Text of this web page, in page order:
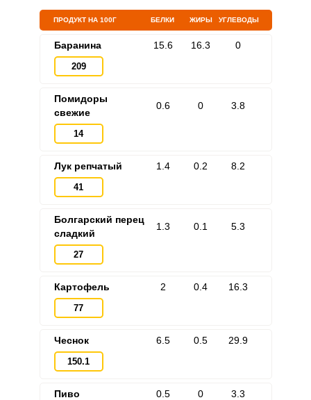
ПРОДУКТ НА 100Г БЕЛКИ ЖИРЫ УГЛЕВОДЫ
Баранина
209
15.6 16.3 0
Помидоры
свежие
14
0.6 0 3.8
Лук репчатый
41
1.4 0.2 8.2
Болгарский перец
сладкий
27
1.3 0.1 5.3
Картофель
77
2 0.4 16.3
Чеснок
150.1
6.5 0.5 29.9
Пиво 0.5 0 3.3